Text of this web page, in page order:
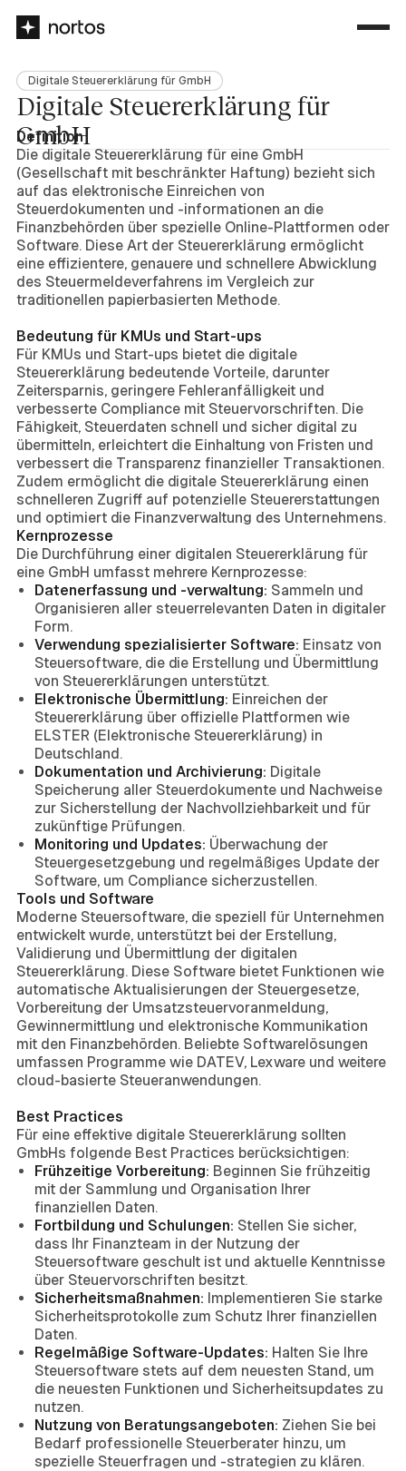
Digitale Steuererklärung für GmbH
Digitale Steuererklärung für
GmbH
Definition
Die digitale Steuererklärung für eine GmbH
(Gesellschaft mit beschränkter Haftung) bezieht sich
auf das elektronische Einreichen von
Steuerdokumenten und -informationen an die
Finanzbehörden über spezielle Online-Plattformen oder
Software. Diese Art der Steuererklärung ermöglicht
eine effizientere, genauere und schnellere Abwicklung
des Steuermeldeverfahrens im Vergleich zur
traditionellen papierbasierten Methode.
Bedeutung für KMUs und Start-ups
Für KMUs und Start-ups bietet die digitale
Steuererklärung bedeutende Vorteile, darunter
Zeitersparnis, geringere Fehleranfälligkeit und
verbesserte Compliance mit Steuervorschriften. Die
Fähigkeit, Steuerdaten schnell und sicher digital zu
übermitteln, erleichtert die Einhaltung von Fristen und
verbessert die Transparenz finanzieller Transaktionen.
Zudem ermöglicht die digitale Steuererklärung einen
schnelleren Zugriff auf potenzielle Steuererstattungen
und optimiert die Finanzverwaltung des Unternehmens.
Kernprozesse
Die Durchführung einer digitalen Steuererklärung für
eine GmbH umfasst mehrere Kernprozesse:
Datenerfassung und -verwaltung: Sammeln und
Organisieren aller steuerrelevanten Daten in digitaler
Form.
Verwendung spezialisierter Software: Einsatz von
Steuersoftware, die die Erstellung und Übermittlung
von Steuererklärungen unterstützt.
Elektronische Übermittlung: Einreichen der
Steuererklärung über offizielle Plattformen wie
ELSTER (Elektronische Steuererklärung) in
Deutschland.
Dokumentation und Archivierung: Digitale
Speicherung aller Steuerdokumente und Nachweise
zur Sicherstellung der Nachvollziehbarkeit und für
zukünftige Prüfungen.
Monitoring und Updates: Überwachung der
Steuergesetzgebung und regelmäßiges Update der
Software, um Compliance sicherzustellen.
Tools und Software
Moderne Steuersoftware, die speziell für Unternehmen
entwickelt wurde, unterstützt bei der Erstellung,
Validierung und Übermittlung der digitalen
Steuererklärung. Diese Software bietet Funktionen wie
automatische Aktualisierungen der Steuergesetze,
Vorbereitung der Umsatzsteuervoranmeldung,
Gewinnermittlung und elektronische Kommunikation
mit den Finanzbehörden. Beliebte Softwarelösungen
umfassen Programme wie DATEV, Lexware und weitere
cloud-basierte Steueranwendungen.
Best Practices
Für eine effektive digitale Steuererklärung sollten
GmbHs folgende Best Practices berücksichtigen:
Frühzeitige Vorbereitung: Beginnen Sie frühzeitig
mit der Sammlung und Organisation Ihrer
finanziellen Daten.
Fortbildung und Schulungen: Stellen Sie sicher,
dass Ihr Finanzteam in der Nutzung der
Steuersoftware geschult ist und aktuelle Kenntnisse
über Steuervorschriften besitzt.
Sicherheitsmaßnahmen: Implementieren Sie starke
Sicherheitsprotokolle zum Schutz Ihrer finanziellen
Daten.
Regelmäßige Software-Updates: Halten Sie Ihre
Steuersoftware stets auf dem neuesten Stand, um
die neuesten Funktionen und Sicherheitsupdates zu
nutzen.
Nutzung von Beratungsangeboten: Ziehen Sie bei
Bedarf professionelle Steuerberater hinzu, um
spezielle Steuerfragen und -strategien zu klären.